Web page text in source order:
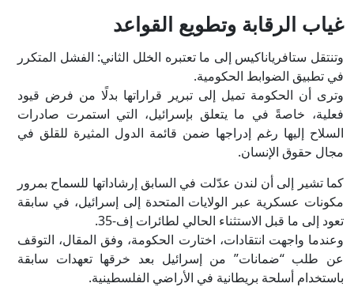
غياب الرقابة وتطويع القواعد
وتنتقل ستافرياناكيس إلى ما تعتبره الخلل الثاني: الفشل المتكرر
في تطبيق الضوابط الحكومية.
وترى أن الحكومة تميل إلى تبرير قراراتها بدلًا من فرض قيود
فعلية، خاصةً في ما يتعلق بإسرائيل، التي استمرت صادرات
السلاح إليها رغم إدراجها ضمن قائمة الدول المثيرة للقلق في
مجال حقوق الإنسان.
كما تشير إلى أن لندن عدّلت في السابق إرشاداتها للسماح بمرور
مكونات عسكرية عبر الولايات المتحدة إلى إسرائيل، في سابقة
تعود إلى ما قبل الاستثناء الحالي لطائرات إف-35.
وعندما واجهت انتقادات، اختارت الحكومة، وفق المقال، التوقف
عن طلب “ضمانات” من إسرائيل بعد خرقها تعهدات سابقة
باستخدام أسلحة بريطانية في الأراضي الفلسطينية.